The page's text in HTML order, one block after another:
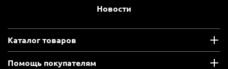
Новости
Каталог товаров
Помощь покупателям